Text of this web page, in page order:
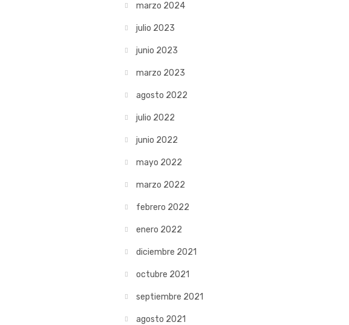
marzo 2024
julio 2023
junio 2023
marzo 2023
agosto 2022
julio 2022
junio 2022
mayo 2022
marzo 2022
febrero 2022
enero 2022
diciembre 2021
octubre 2021
septiembre 2021
agosto 2021